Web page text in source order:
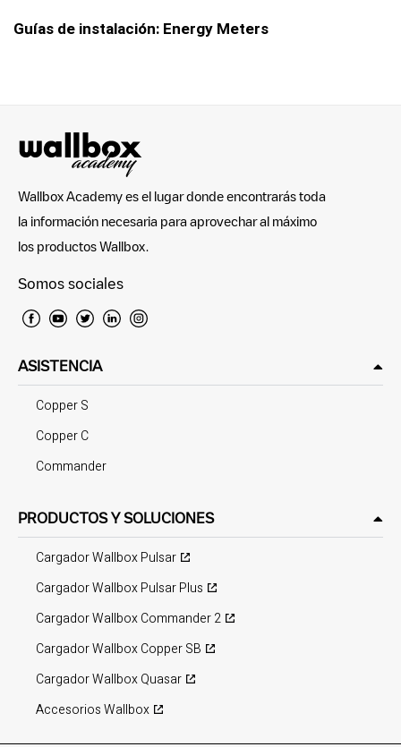
Guías de instalación: Energy Meters
Wallbox Academy es el lugar donde encontrarás toda
la información necesaria para aprovechar al máximo
los productos Wallbox.
Somos sociales
ASISTENCIA
Copper S
Copper C
Commander
PRODUCTOS Y SOLUCIONES
Cargador Wallbox Pulsar
Cargador Wallbox Pulsar Plus
Cargador Wallbox Commander 2
Cargador Wallbox Copper SB
Cargador Wallbox Quasar
Accesorios Wallbox